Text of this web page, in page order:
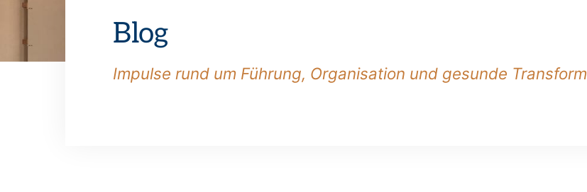
Blog
Impulse rund um Führung, Organisation und gesunde